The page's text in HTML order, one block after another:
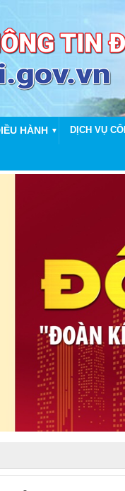
HÀNH ▼ DỊCH VỤ